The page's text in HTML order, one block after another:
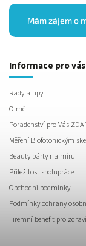
Mám zájem o
Informace pro vás
Rady a tipy
O mě
Poradenství pro Vás
Měření Biofotonickým
Beauty párty na míru
Příležitost spolupráce
Obchodní podmínky
Podmínky ochrany
Firemní benefit pro